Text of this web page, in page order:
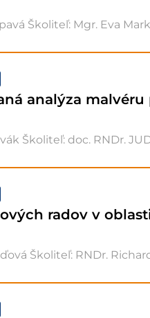
Školiteľ: Mgr. Eva
analýza
Školiteľ: doc. RNDr.
radov v
Školiteľ: RNDr.